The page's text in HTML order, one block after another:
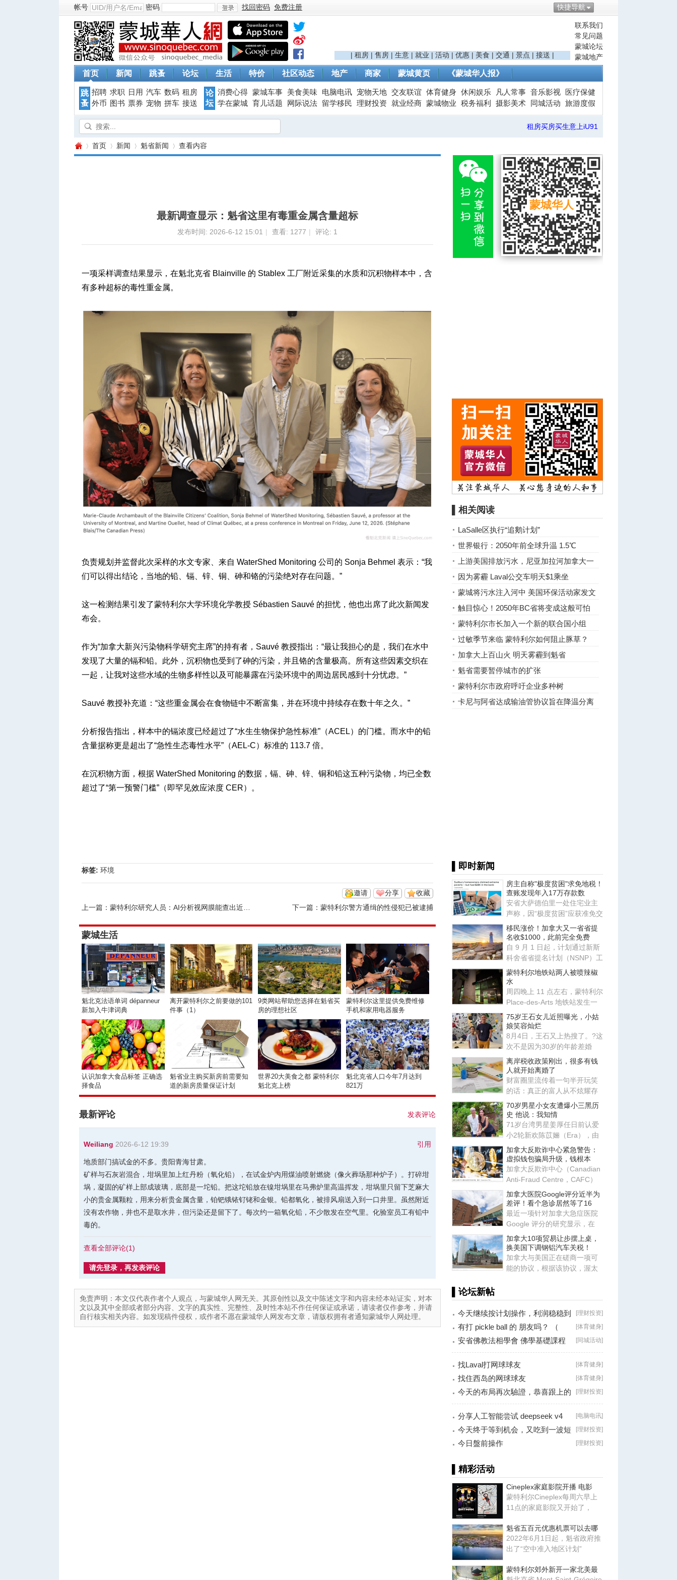
快捷导航
帐号 密码
登
录
找回密码 免费注册
联系我们
常见问题
蒙城论坛
蒙城地产
| 租房 | 售房 | 生意 | 就业 | 活动 | 优惠 | 美食 | 交通 | 景点 | 接送 |
首页 新闻 跳蚤 论坛 生活 特价 社区动态 地产 商家 蒙城黄页 《蒙城华人报》
跳
蚤
招聘 求职 日用 汽车 数码 租房
外币
图书 票券 宠物 拼车 接送
论
坛
消费心得 蒙城车事 美食美味 电脑电讯 宠物天地 交友联谊 体育健身 休闲娱乐 凡人常事 音乐影视
医疗保健
学在蒙城 育儿话题 网际说法 留学移民 理财投资 就业经商 蒙城物业 税务福利 摄影美术 同城活动 旅游度假
租房买房买生意上iU91
首页 新闻 魁省新闻 查看内容
最新调查显示：魁省这里有毒重金属含量超标
发布时间: 2026-6-12 15:01 | 查看: 1277 | 评论: 1
一项采样调查结果显示，在魁北克省 Blainville 的 Stablex 工厂附近采集的水质和沉积物样本中，含
有多种超标的毒性重金属。
负责规划并监督此次采样的水文专家、来自 WaterShed Monitoring 公司的 Sonja Behmel 表示：“我
们可以得出结论，当地的铅、镉、锌、铜、砷和铬的污染绝对存在问题。”
这一检测结果引发了蒙特利尔大学环境化学教授 Sébastien Sauvé 的担忧，他也出席了此次新闻发
布会。
作为“加拿大新兴污染物科学研究主席”的持有者，Sauvé 教授指出：“最让我担心的是，我们在水中
发现了大量的镉和铅。此外，沉积物也受到了砷的污染，并且铬的含量极高。所有这些因素交织在
一起，让我对这些水域的生物多样性以及可能暴露在污染环境中的周边居民感到十分忧虑。”
Sauvé 教授补充道：“这些重金属会在食物链中不断富集，并在环境中持续存在数十年之久。”
分析报告指出，样本中的镉浓度已经超过了“水生生物保护急性标准”（ACEL）的门槛。而水中的铅
含量据称更是超出了“急性生态毒性水平”（AEL-C）标准的 113.7 倍。
在沉积物方面，根据 WaterShed Monitoring 的数据，镉、砷、锌、铜和铅这五种污染物，均已全数
超过了“第一预警门槛”（即罕见效应浓度 CER）。
标签: 环境
收藏
分享
邀请
上一篇： 蒙特利尔研究人员：AI分析视网膜能查出近百种疾病 下一篇： 蒙特利尔警方通缉的性侵犯已被逮捕
蒙城生活
魁北克法语单词 dépanneur
新加入牛津词典
离开蒙特利尔之前要做的101
件事（1）
9类网站帮助您选择在魁省买
房的理想社区
蒙特利尔这里提供免费维修
手机和家用电器服务
认识加拿大食品标签 正确选
择食品
魁省业主购买新房前需要知
道的新房质量保证计划
世界20大美食之都 蒙特利尔
魁北克上榜
魁北克省人口今年7月达到
821万
发表评论
最新评论
引用
Weiliang 2026-6-12 19:39
地质部门搞试金的不多。贵阳青海甘肃。
矿样与石灰岩混合，坩埚里加上红丹粉（氧化铅），在试金炉内用煤油喷射燃烧（像火葬场那种炉子）。打碎坩
埚，凝固的矿样上部成玻璃，底部是一坨铅。把这坨铅放在镍坩埚里在马弗炉里高温挥发，坩埚里只留下芝麻大
小的贵金属颗粒，用来分析贵金属含量，铂钯锇铱钌铑和金银。铅都氧化，被排风扇送入到一口井里。虽然附近
没有农作物，井也不是取水井，但污染还是留下了。每次约一箱氧化铅，不少散发在空气里。化验室员工有铅中
毒的。
查看全部评论(1)
请先登录，再发表评论
免责声明：本文仅代表作者个人观点，与蒙城华人网无关。其原创性以及文中陈述文字和内容未经本站证实，对本
文以及其中全部或者部分内容、文字的真实性、完整性、及时性本站不作任何保证或承诺，请读者仅作参考，并请
自行核实相关内容。如发现稿件侵权，或作者不愿在蒙城华人网发布文章，请版权拥有者通知蒙城华人网处理。
▌相关阅读
LaSalle区执行“追鹅计划”
世界银行：2050年前全球升温 1.5℃
上游美国排放污水，尼亚加拉河加拿大一
侧遭殃
因为雾霾 Laval公交车明天$1乘坐
蒙城将污水注入河中 美国环保活动家发文
批评
触目惊心！2050年BC省将变成这般可怕
蒙特利尔市长加入一个新的联合国小组
过敏季节来临 蒙特利尔如何阻止豚草？
加拿大上百山火 明天雾霾到魁省
魁省需要暂停城市的扩张
蒙特利尔市政府呼吁企业多种树
卡尼与阿省达成输油管协议旨在降温分离
▌即时新闻
房主自称"极度贫困"求免地税！
查账发现年入17万存款数
安省大萨德伯里一处住宅业主
声称，因“极度贫困”应获准免交
地税。安省评估复核委员会
移民涨价！加拿大又一省省提
名收$1000，此前完全免费
自 9 月 1 日起，计划通过新斯
科舍省省提名计划（NSNP）工
作类别申请移民的外国人需缴
蒙特利尔地铁站两人被喷辣椒
水
周四晚上 11 点左右，蒙特利尔
Place-des-Arts 地铁站发生一
起肢体冲突，事件升级导致
75岁王石女儿近照曝光，小姑
娘笑容灿烂
8月4日，王石又上热搜了。?这
次不是因为30岁的年龄差婚
姻，也不是因为田朴珺又说了
什
离岸税收政策刚出，很多有钱
人就开始离婚了
财富圈里流传着一句半开玩笑
的话：真正的富人从不炫耀存
款，他们炫耀的是律师、会计
师
70岁男星小女友遭爆小三黑历
史 他说：我知情
71岁台湾男星姜厚任日前认爱
小2轮新欢陈苡㛤（Era），由
于她自称台大“3硕1博”、智商
加拿大反欺诈中心紧急警告：
虚拟钱包骗局升级，钱根本
加拿大反欺诈中心（Canadian
Anti-Fraud Centre，CAFC）
近日发布最新警告，提醒所有
使
加拿大医院Google评分近半为
差评！看个急诊居然等了16
最近一项针对加拿大急症医院
Google 评分的研究显示，在
2017-2022 年间，研究团队共
加拿大10项贸易让步摆上桌，
换美国下调钢铝汽车关税！
加拿大与美国正在磋商一项可
能的协议，根据该协议，渥太
▌论坛新帖
[理财投资]
今天继续按计划操作，利润稳稳到
手！
[体育健身]
有打 pickle ball 的 朋友吗？ （
Brossard
[同城活动]
安省佛教法相學會 佛學基礎課程
（第二十八
[体育健身]
找Laval打网球球友
[体育健身]
找住西岛的网球球友
[理财投资]
今天的布局再次驗證，恭喜跟上的
朋友！
[电脑电讯]
分享人工智能尝试 deepseek v4
falsh, 据说
[理财投资]
今天终于等到机会，又吃到一波短
线利润！
[理财投资]
今日盤前操作
▌精彩活动
Cineplex家庭影院开播 电影
蒙特利尔Cineplex每周六早上
11点的家庭影院又开始了，
魁省五百元优惠机票可以去哪
2022年6月1日起，魁省政府推
出了“空中准入地区计划”
蒙特利尔郊外新开一家北美最